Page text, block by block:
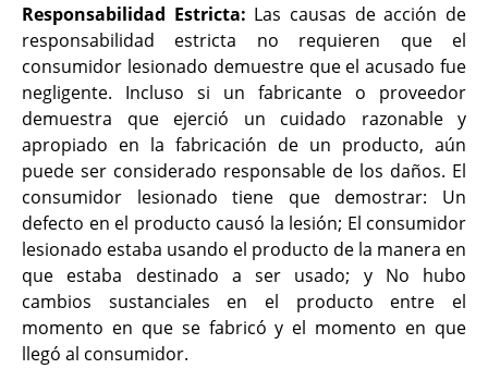
Responsabilidad Estricta: Las causas de acción de
responsabilidad estricta no requieren que el
consumidor lesionado demuestre que el acusado fue
negligente. Incluso si un fabricante o proveedor
demuestra que ejerció un cuidado razonable y
apropiado en la fabricación de un producto, aún
puede ser considerado responsable de los daños. El
consumidor lesionado tiene que demostrar: Un
defecto en el producto causó la lesión; El consumidor
lesionado estaba usando el producto de la manera en
que estaba destinado a ser usado; y No hubo
cambios sustanciales en el producto entre el
momento en que se fabricó y el momento en que
llegó al consumidor.